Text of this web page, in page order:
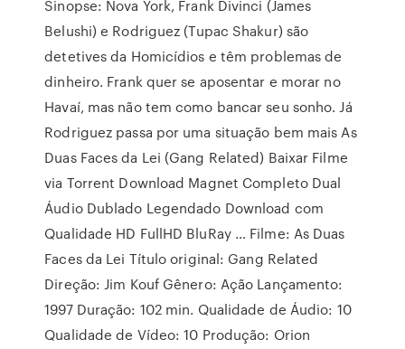
Sinopse: Nova York, Frank Divinci (James
Belushi) e Rodriguez (Tupac Shakur) são
detetives da Homicídios e têm problemas de
dinheiro. Frank quer se aposentar e morar no
Havaí, mas não tem como bancar seu sonho. Já
Rodriguez passa por uma situação bem mais As
Duas Faces da Lei (Gang Related) Baixar Filme
via Torrent Download Magnet Completo Dual
Áudio Dublado Legendado Download com
Qualidade HD FullHD BluRay … Filme: As Duas
Faces da Lei Título original: Gang Related
Direção: Jim Kouf Gênero: Ação Lançamento:
1997 Duração: 102 min. Qualidade de Áudio: 10
Qualidade de Vídeo: 10 Produção: Orion